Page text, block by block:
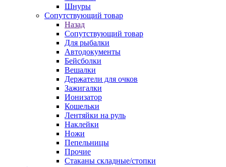
Шнуры
Сопутствующий товар
Назад
Сопутствующий товар
Для рыбалки
Автодокументы
Бейсболки
Вешалки
Держатели для очков
Зажигалки
Ионизатор
Кошельки
Лентяйки на руль
Наклейки
Ножи
Пепельницы
Прочие
Стаканы складные/стопки